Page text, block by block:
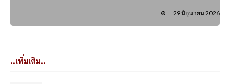
29 มิถุนายน 2026
..เพิ่มเติม..